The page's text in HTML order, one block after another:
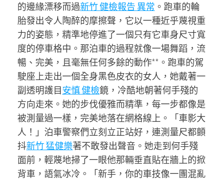
的邊緣漂移而過新竹 健檢報告 異常 。跑車的輪
胎發出令人陶醉的摩擦聲，它以一種近乎蔑視重
力的姿態，精準地停進了一個只有它車身尺寸寬
度的停車格中。那泊車的過程就像一場舞蹈，流
暢、完美，且毫無任何多餘的動作**。跑車的駕
駛座上走出一個全身黑色皮衣的女人，她戴著一
副透明護目安慎 健檢鏡，冷酷地朝著何手殘的
方向走來。她的步伐優雅而精準，每一步都像是
被測量過一樣，完美地落在網格線上。「車影大
人！」泊車警察們立刻立正站好，連測量尺都顫
抖新竹 猛健樂著不敢發出聲音。她走到何手殘
面前，輕蔑地掃了一眼他那輛垂直貼在牆上的掀
背車，語氣冰冷。「新手，你的車技像一團混亂